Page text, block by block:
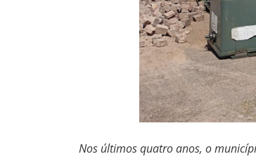
Nos últimos quatro anos, o